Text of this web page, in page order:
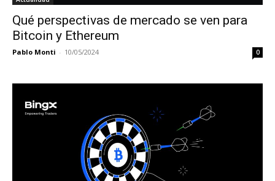
Qué perspectivas de mercado se ven para
Bitcoin y Ethereum
Pablo Monti - 10/05/2024 0